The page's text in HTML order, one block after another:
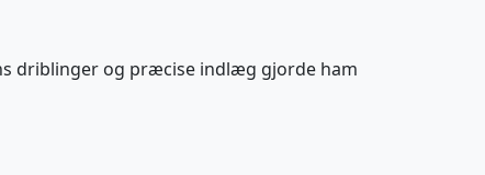
driblinger og præcise indlæg gjorde ham